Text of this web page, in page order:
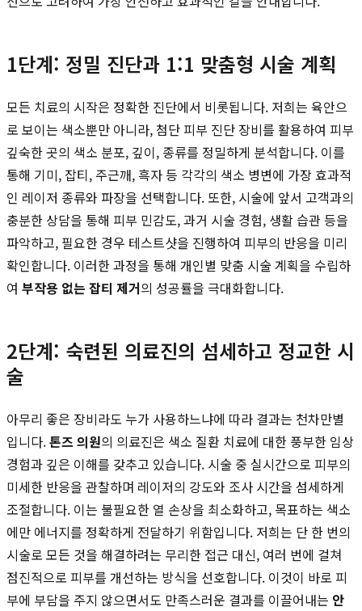
1단계: 정밀 진단과 1:1 맞춤형 시술 계획
모든 치료의 시작은 정확한 진단에서 비롯됩니다. 저희는 육안으
로 보이는 색소뿐만 아니라, 첨단 피부 진단 장비를 활용하여 피부
깊숙한 곳의 색소 분포, 깊이, 종류를 정밀하게 분석합니다. 이를
통해 기미, 잡티, 주근깨, 흑자 등 각각의 색소 병변에 가장 효과적
인 레이저 종류와 파장을 선택합니다. 또한, 시술에 앞서 고객과의
충분한 상담을 통해 피부 민감도, 과거 시술 경험, 생활 습관 등을
파악하고, 필요한 경우 테스트샷을 진행하여 피부의 반응을 미리
확인합니다. 이러한 과정을 통해 개인별 맞춤 시술 계획을 수립하
여 부작용 없는 잡티 제거의 성공률을 극대화합니다.
2단계: 숙련된 의료진의 섬세하고 정교한 시
술
아무리 좋은 장비라도 누가 사용하느냐에 따라 결과는 천차만별
입니다.톤즈 의원의 의료진은 색소 질환 치료에 대한 풍부한 임상
경험과 깊은 이해를 갖추고 있습니다. 시술 중 실시간으로 피부의
미세한 반응을 관찰하며 레이저의 강도와 조사 시간을 섬세하게
조절합니다. 이는 불필요한 열 손상을 최소화하고, 목표하는 색소
에만 에너지를 정확하게 전달하기 위함입니다. 저희는 단 한 번의
시술로 모든 것을 해결하려는 무리한 접근 대신, 여러 번에 걸쳐
점진적으로 피부를 개선하는 방식을 선호합니다. 이것이 바로 피
부에 부담을 주지 않으면서도 만족스러운 결과를 이끌어내는 안